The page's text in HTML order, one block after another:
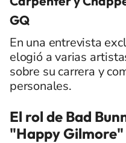
GQ
En una entrevista
elogió a varias
sobre su carrera y
personales.
El rol de Bad
"Happy